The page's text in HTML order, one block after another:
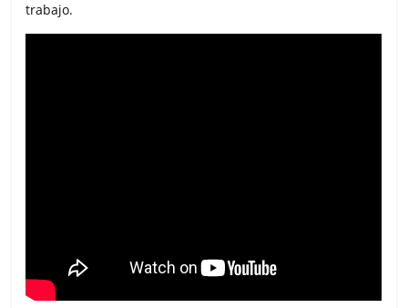
trabajo.